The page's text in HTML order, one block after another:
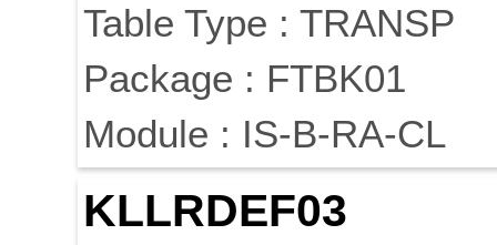
Table Type : TRANSP
Package : FTBK01
Module : IS-B-RA-CL
KLLRDEF03